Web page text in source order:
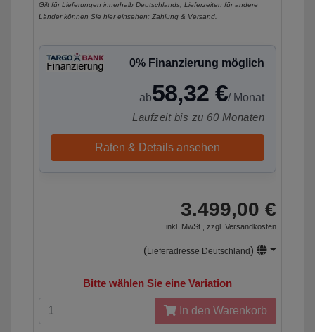
Gilt für Lieferungen innerhalb Deutschlands, Lieferzeiten für andere
Länder können Sie hier einsehen: Zahlung & Versand
0% Finanzierung möglich
ab58,32 €/ Monat
Laufzeit bis zu 60 Monaten
Raten & Details ansehen
3.499,00 €
inkl. MwSt., zzgl. Versandkosten
(Lieferadresse Deutschland)
Bitte wählen Sie eine Variation
In den Warenkorb